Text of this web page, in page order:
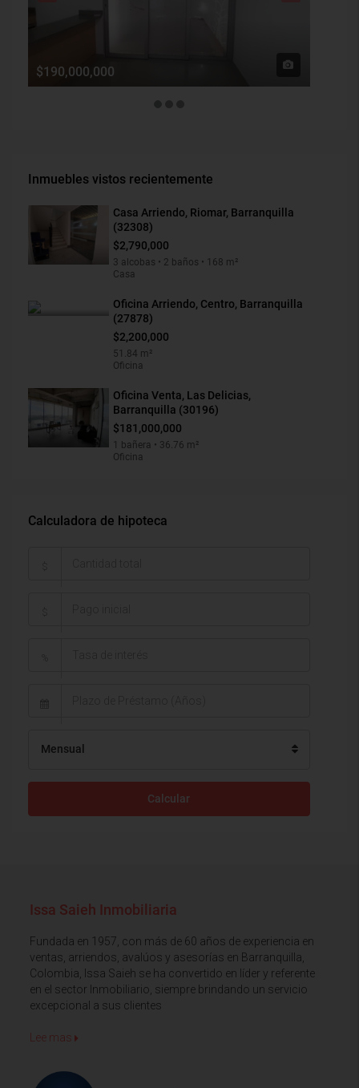
$190,000,000
Inmuebles vistos recientemente
Casa Arriendo, Riomar, Barranquilla
(32308)
$2,790,000
3 alcobas • 2 baños • 168 m²
Casa
Oficina Arriendo, Centro, Barranquilla
(27878)
$2,200,000
51.84 m²
Oficina
Oficina Venta, Las Delicias,
Barranquilla (30196)
$181,000,000
1 bañera • 36.76 m²
Oficina
Calculadora de hipoteca
Mensual
Calcular
Issa Saieh Inmobiliaria
Fundada en 1957, con más de 60 años de experiencia en
ventas, arriendos, avalúos y asesorías en Barranquilla,
Colombia, Issa Saieh se ha convertido en líder y referente
en el sector Inmobiliario, siempre brindando un servicio
excepcional a sus clientes
Lee mas